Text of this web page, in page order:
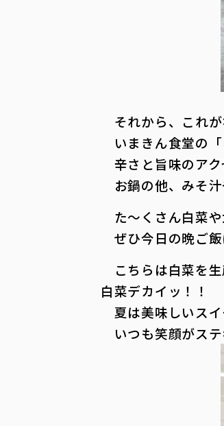
それから、これが
いまきん食堂の「
辛さと旨味のアク
お鍋の他、みそ汁
た～くさん白菜
ぜひ今日の晩ご飯
こちらは白菜を生
白菜デカイッ！！
夏は美味しいスイ
いつも笑顔がス